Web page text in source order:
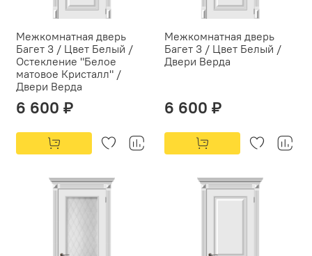
Межкомнатная дверь
Багет 3 / Цвет Белый /
Остекление "Белое
матовое Кристалл" /
Двери Верда
6 600 ₽
Межкомнатная дверь
Багет 3 / Цвет Белый /
Двери Верда
6 600 ₽